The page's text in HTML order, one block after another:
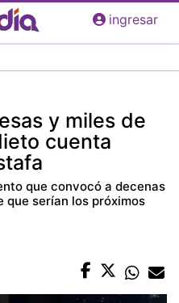
Pasar
ingresar
y miles de
cuenta
que convocó a decenas
que serían los próximos